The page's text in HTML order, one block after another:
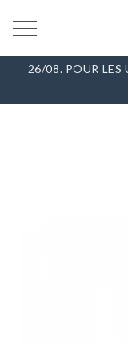
VACANCES D’ÉTÉ
_
23/08, TOUTES
26/08. POUR LES